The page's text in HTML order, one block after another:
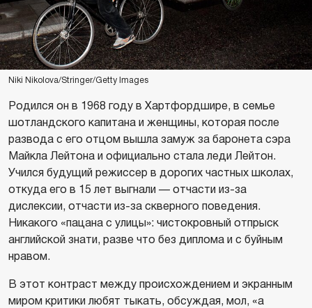
Niki Nikolova/Stringer/Getty Images
Родился он в 1968 году в Хартфордшире, в семье
шотландского капитана и женщины, которая после
развода с его отцом вышла замуж за баронета сэра
Майкла Лейтона и официально стала леди Лейтон.
Учился будущий режиссер в дорогих частных школах,
откуда его в 15 лет выгнали — отчасти из-за
дислексии, отчасти из-за скверного поведения.
Никакого «пацана с улицы»: чистокровный отпрыск
английской знати, разве что без диплома и с буйным
нравом.
В этот контраст между происхождением и экранным
миром критики любят тыкать, обсуждая, мол, «а